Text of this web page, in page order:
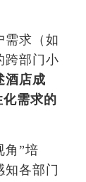
需求（如
跨部门小
酒店成
需求的
角”培
各部门